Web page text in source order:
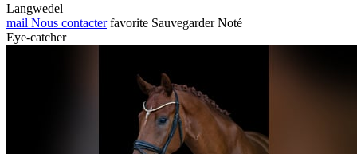
Langwedel
mail Nous contacter favorite Sauvegarder Noté
Eye-catcher